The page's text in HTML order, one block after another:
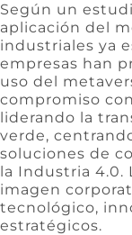
Según un
aplicación del
industriales ya
empresas han
uso del
compromiso
liderando la
verde,
soluciones de
la Industria 4.0.
imagen
tecnológico,
estratégicos.